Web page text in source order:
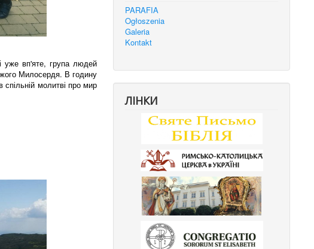
уже вп'яте, група людей
Милосердя. В годину
молитві про мир
PARAFIA
Ogłoszenia
Galeria
Kontakt
ЛІНКИ